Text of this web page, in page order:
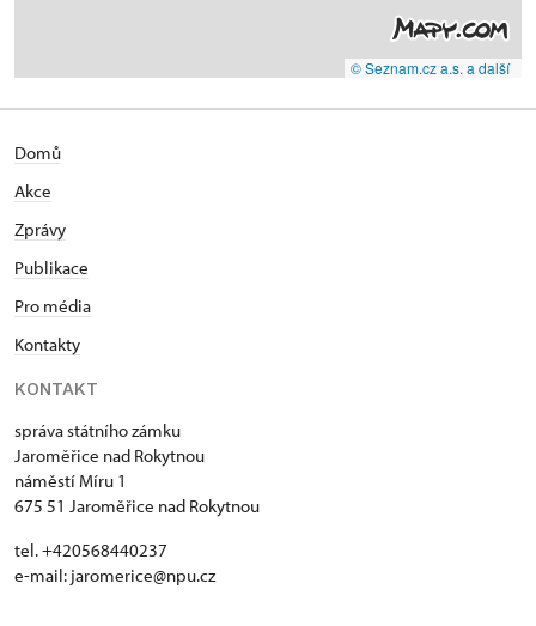
© Seznam.cz a.s. a další
Domů
Akce
Zprávy
Publikace
Pro média
Kontakty
KONTAKT
správa státního zámku
Jaroměřice nad Rokytnou
náměstí Míru 1
675 51 Jaroměřice nad Rokytnou
tel. +420568440237
e-mail: jaromerice@npu.cz